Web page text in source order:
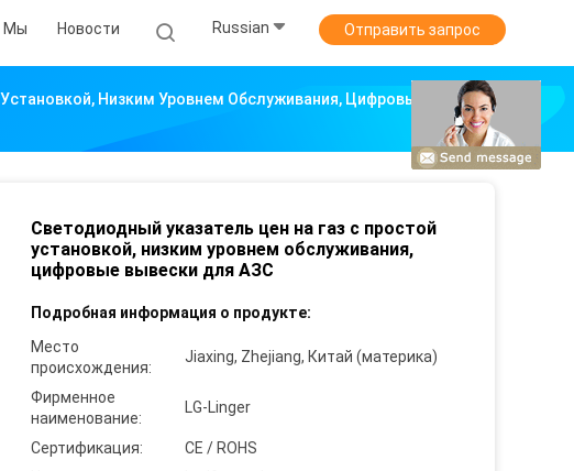
Мы Новости Russian Отправить запрос
Низким Уровнем Обслуживания, Цифровые Вывески
Светодиодный указатель цен на газ с простой
установкой, низким уровнем обслуживания,
цифровые вывески для АЗС
Подробная информация о продукте:
Место
происхождения:
Jiaxing, Zhejiang, Китай (материка)
Фирменное
наименование:
LG-Linger
Сертификация:
CE / ROHS